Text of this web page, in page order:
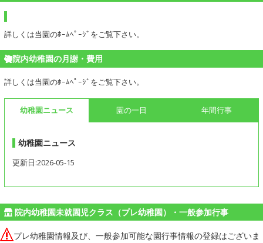
詳しくは当園のﾎｰﾑﾍﾟｰｼﾞをご覧下さい。
院内幼稚園の月謝・費用
詳しくは当園のﾎｰﾑﾍﾟｰｼﾞをご覧下さい。
幼稚園ニュース 園の一日 年間行事
幼稚園ニュース
更新日:2026-05-15
院内幼稚園未就園児クラス（プレ幼稚園）・一般参加行事
プレ幼稚園情報及び、一般参加可能な園行事情報の登録はございま